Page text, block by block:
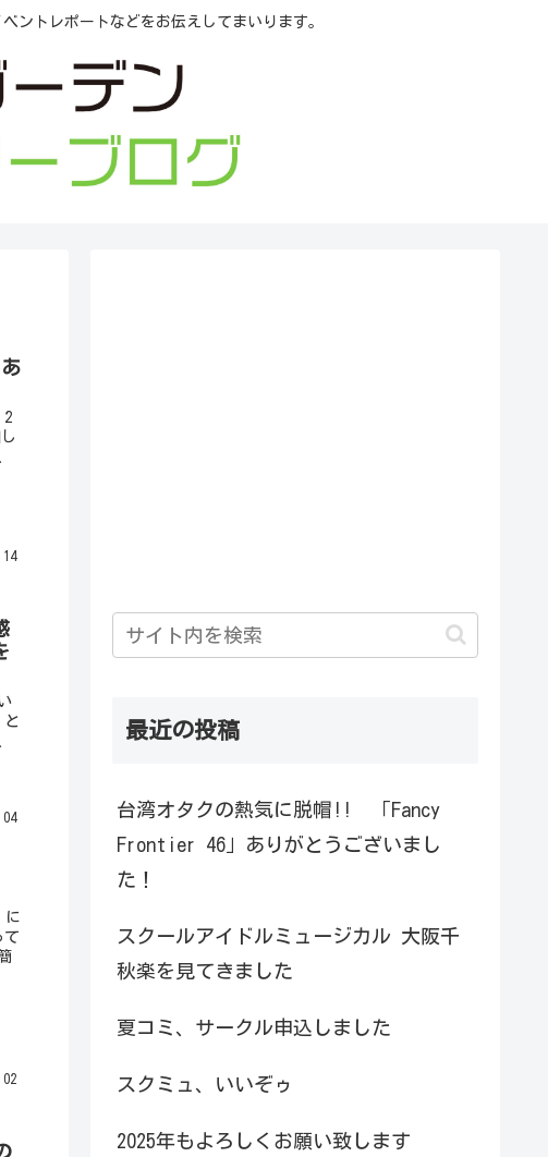
ントレポートなどをお伝えしてまいります。
2
に
て
最近の投稿
台湾オタクの熱気に脱帽!! 「Fancy
Frontier 46」ありがとうございまし
た！
スクールアイドルミュージカル 大阪千
秋楽を見てきました
夏コミ、サークル申込しました
スクミュ、いいぞゥ
2025年もよろしくお願い致します